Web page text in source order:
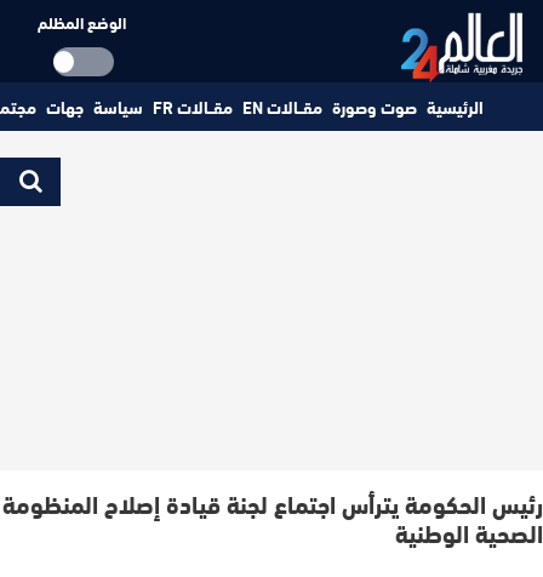
الوضع المظلم
الرئيسية صوت وصورة مقــالات EN مقــالات FR سياسة جهات
رئيس الحكومة يترأس اجتماع لجنة قيادة إصلاح المنظومة
الصحية الوطنية